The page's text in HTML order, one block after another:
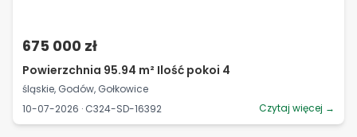
675 000 zł
Powierzchnia 95.94 m² Ilość pokoi 4
śląskie, Godów, Gołkowice
10-07-2026 · C324-SD-16392
Czytaj więcej →